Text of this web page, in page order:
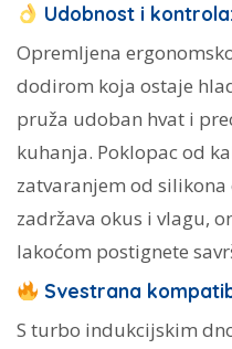
Udobnost i kontrola:
Opremljena
dodirom koja ostaje
pruža udoban hvat i
kuhanja. Poklopac od
zatvaranjem od
zadržava okus i vlagu,
lakoćom postignete
Svestrana
S turbo indukcijskim